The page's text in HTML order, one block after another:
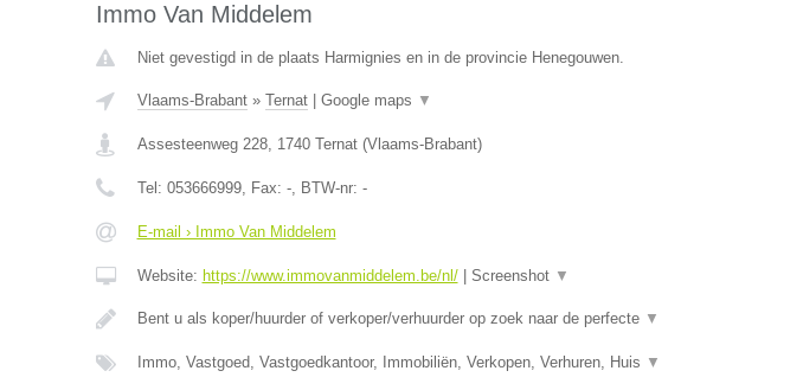
Immo Van Middelem
Niet gevestigd in de plaats Harmignies en in de provincie Henegouwen.
Vlaams-Brabant» Ternat| Google maps ▼
Assesteenweg 228, 1740 Ternat(Vlaams-Brabant)
Tel: 053666999, Fax: -, BTW-nr: -
E-mail › Immo Van Middelem
Website: https://www.immovanmiddelem.be/nl/| Screenshot ▼
Bent u als koper/huurder of verkoper/verhuurder op zoek naar de perfecte ▼
Immo, Vastgoed, Vastgoedkantoor, Immobiliën, Verkopen, Verhuren, Huis ▼